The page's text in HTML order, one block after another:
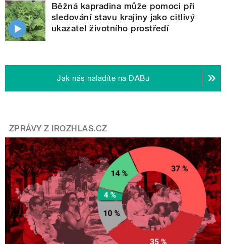
Běžná kapradina může pomoci při
sledování stavu krajiny jako citlivý
ukazatel životního prostředí
Jak nás naladíte na DABu
ZPRÁVY Z IROZHLAS.CZ